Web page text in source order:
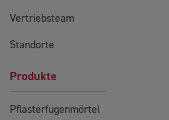
Vertriebsteam
Standorte
Produkte
Pflasterfugenmörtel